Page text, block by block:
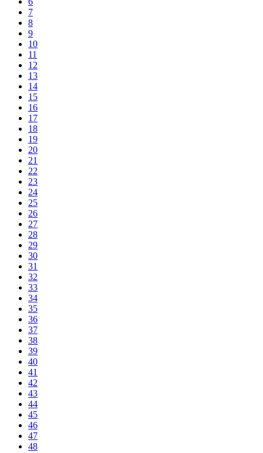
7
8
9
10
11
12
13
14
15
16
17
18
19
20
21
22
23
24
25
26
27
28
29
30
31
32
33
34
35
36
37
38
39
40
41
42
43
44
45
46
47
48